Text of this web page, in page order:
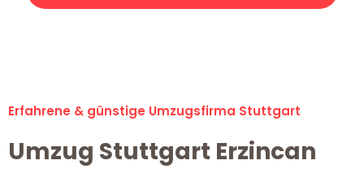
Erfahrene & günstige Umzugsfirma Stuttgart
Umzug Stuttgart Erzincan